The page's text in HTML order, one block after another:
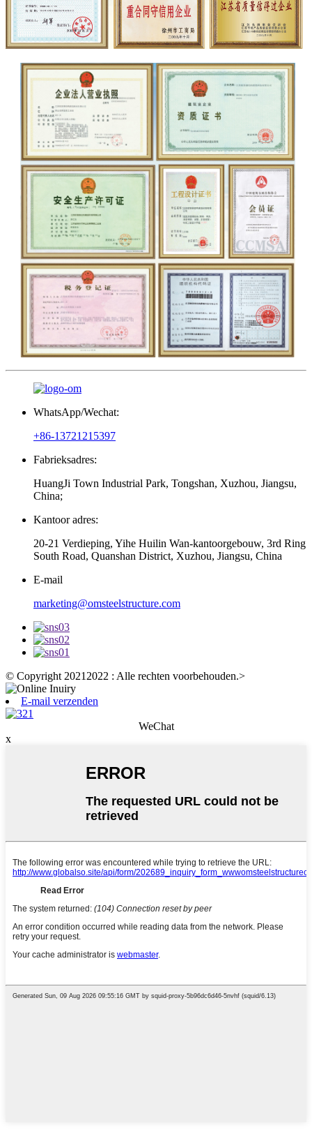
WhatsApp/Wechat:
+86-13721215397
Fabrieksadres:
HuangJi Town Industrial Park, Tongshan, Xuzhou, Jiangsu,
China;
Kantoor adres:
20-21 Verdieping, Yihe Huilin Wan-kantoorgebouw, 3rd Ring
South Road, Quanshan District, Xuzhou, Jiangsu, China
E-mail
marketing@omsteelstructure.com
© Copyright 20212022 : Alle rechten voorbehouden.>
E-mail verzenden
WeChat
x